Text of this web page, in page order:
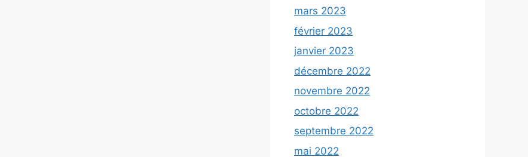
mars 2023
février 2023
janvier 2023
décembre 2022
novembre 2022
octobre 2022
septembre 2022
mai 2022